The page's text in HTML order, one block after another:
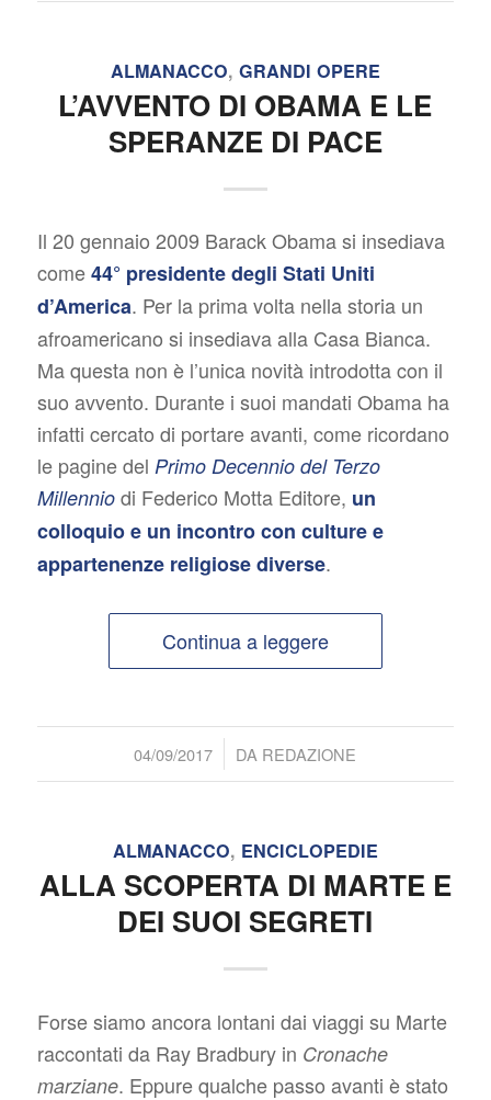
ALMANACCO, GRANDI OPERE
L’AVVENTO DI OBAMA E LE
SPERANZE DI PACE
Il 20 gennaio 2009 Barack Obama si insediava
come44° presidente degli Stati Uniti
d’America. Per la prima volta nella storia un
afroamericano si insediava alla Casa Bianca.
Ma questa non è l’unica novità introdotta con il
suo avvento. Durante i suoi mandati Obama ha
infatti cercato di portare avanti, come ricordano
le pagine del Primo Decennio del Terzo
Millenniodi Federico Motta Editore, un
colloquio e un incontro con culture e
appartenenze religiose diverse.
Continua a leggere
04/09/2017
/ DA REDAZIONE
ALMANACCO, ENCICLOPEDIE
ALLA SCOPERTA DI MARTE E
DEI SUOI SEGRETI
Forse siamo ancora lontani dai viaggi su Marte
raccontati da Ray Bradbury in Cronache
marziane. Eppure qualche passo avanti è stato